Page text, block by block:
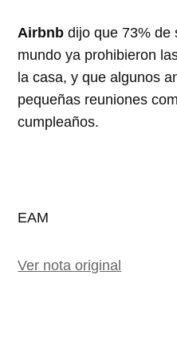
Airbnb dijo que 73% de
mundo ya prohibieron
la casa, y que algunos
pequeñas reuniones
cumpleaños.
EAM
Ver nota original